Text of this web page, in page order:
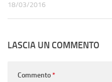
18/03/2016
LASCIA UN COMMENTO
Commento*